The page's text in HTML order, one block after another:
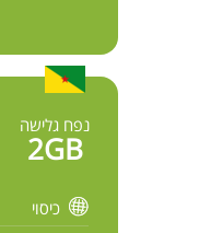
נפח גלישה
2GB
כיסוי